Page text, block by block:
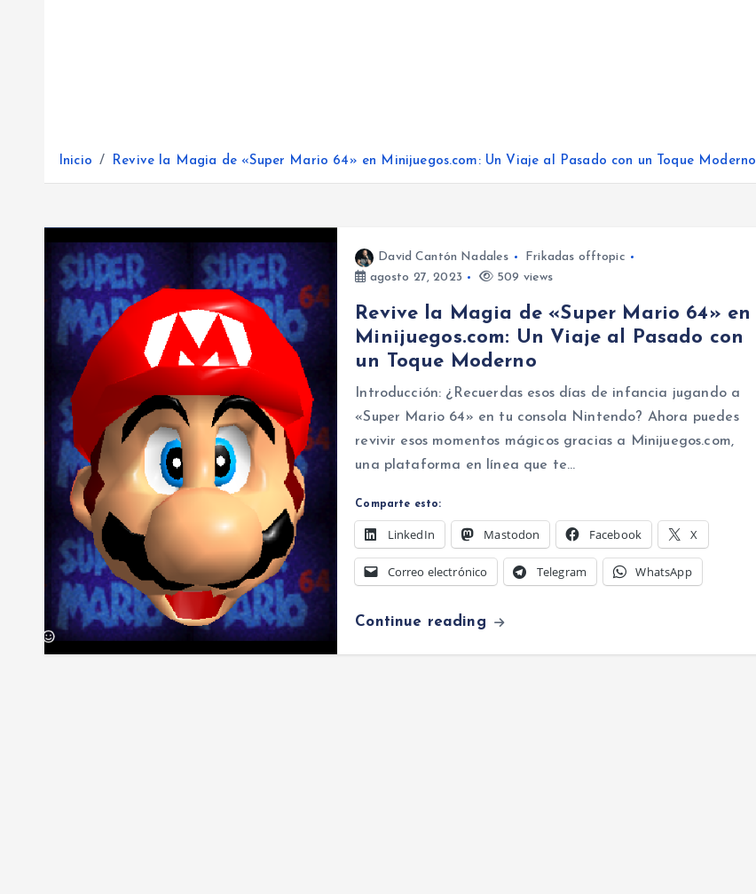
Inicio Revive la Magia de «Super Mario 64» en Minijuegos.com: Un Viaje al Pasado con un Toque Moderno
David Cantón Nadales
Frikadas offtopic
agosto 27, 2023
509 views
Revive la Magia de «Super Mario 64» en
Minijuegos.com: Un Viaje al Pasado con
un Toque Moderno
Introducción: ¿Recuerdas esos días de infancia jugando a
«Super Mario 64» en tu consola Nintendo? Ahora puedes
revivir esos momentos mágicos gracias a Minijuegos.com,
una plataforma en línea que te…
Comparte esto:
LinkedIn Mastodon Facebook X
Correo electrónico Telegram WhatsApp
Continue reading